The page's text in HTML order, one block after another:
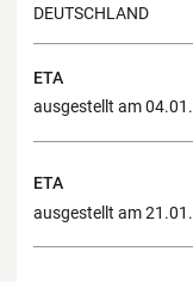
DEUTSCHLAND
ETA
ausgestellt am
ETA
ausgestellt am